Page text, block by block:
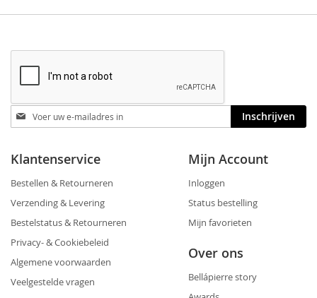
Blijf
op
hoogte
Inschrijven
Klantenservice
Bestellen & Retourneren
Verzending & Levering
Bestelstatus & Retourneren
Privacy- & Cookiebeleid
Algemene voorwaarden
Veelgestelde vragen
Mijn Account
Inloggen
Status bestelling
Mijn favorieten
Over ons
Bellápierre story